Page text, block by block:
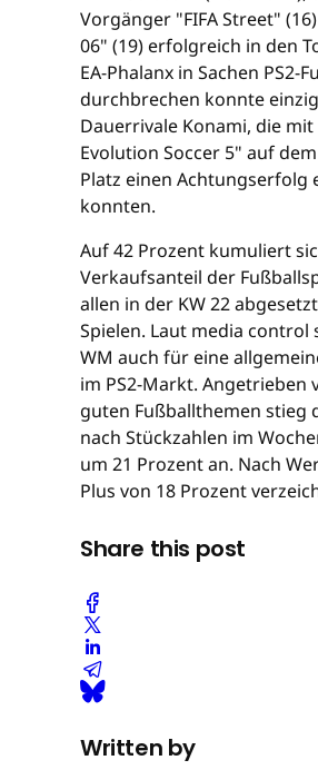
Vorgänger "FIFA Street"
06" (19) erfolgreich in den
EA-Phalanx in Sachen PS2-
durchbrechen konnte einzig
Dauerrivale Konami, die
Evolution Soccer 5" auf
Platz einen Achtungserfolg
konnten.
Auf 42 Prozent kumuliert
Verkaufsanteil der
allen in der KW 22
Spielen. Laut media control
WM auch für eine
im PS2-Markt. Angetrieben
guten Fußballthemen stieg
nach Stückzahlen im
um 21 Prozent an. Nach
Plus von 18 Prozent
Share this post
Written by